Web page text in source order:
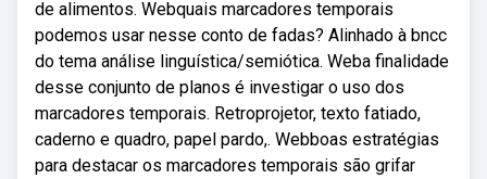
de alimentos. Webquais marcadores temporais
podemos usar nesse conto de fadas? Alinhado à bncc
do tema análise linguística/semiótica. Weba finalidade
desse conjunto de planos é investigar o uso dos
marcadores temporais. Retroprojetor, texto fatiado,
caderno e quadro, papel pardo,. Webboas estratégias
para destacar os marcadores temporais são grifar